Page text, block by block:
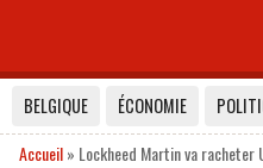
BELGIQUE ÉCONOMIE
Accueil» Lockheed Martin va